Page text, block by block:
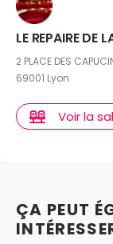
LE REPAIRE DE
2 PLACE DES
69001 Lyon
Voir la
ÇA PEUT